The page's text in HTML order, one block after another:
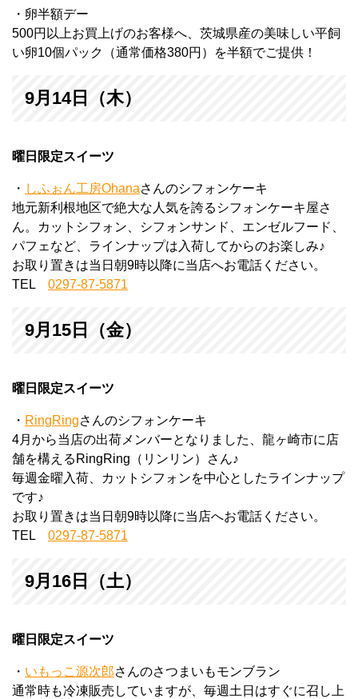
・卵半額デー
500円以上お買上げのお客様へ、茨城県産の美味しい平飼
い卵10個パック（通常価格380円）を半額でご提供！
9月14日（木）
曜日限定スイーツ
・ しふぉん工房Ohanaさんのシフォンケーキ
地元新利根地区で絶大な人気を誇るシフォンケーキ屋さ
ん。カットシフォン、シフォンサンド、エンゼルフード、
パフェなど、ラインナップは入荷してからのお楽しみ♪
お取り置きは当日朝9時以降に当店へお電話ください。
TEL 0297-87-5871
9月15日（金）
曜日限定スイーツ
・ RingRingさんのシフォンケーキ
4月から当店の出荷メンバーとなりました、龍ヶ崎市に店
舗を構えるRingRing（リンリン）さん♪
毎週金曜入荷、カットシフォンを中心としたラインナップ
です♪
お取り置きは当日朝9時以降に当店へお電話ください。
TEL 0297-87-5871
9月16日（土）
曜日限定スイーツ
・ いもっこ源次郎さんのさつまいもモンブラン
通常時も冷凍販売していますが、毎週土日はすぐに召し上